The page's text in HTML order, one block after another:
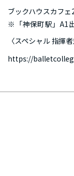
ブックハウスカフェ
※「神保町駅」A1
〈スペシャル 指揮
https://